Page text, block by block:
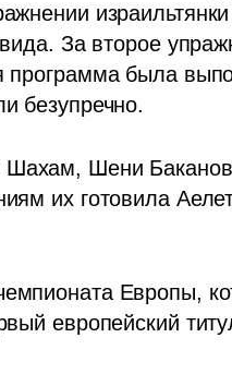
За второе
программа была
безупречно.
Шени
их готовила
Европы,
европейский